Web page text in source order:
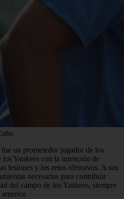
un prometedor jugador de los
Yankees con la intención de
lesiones y los retos ofensivos. A sus
necesarias para contribuir
del campo de los Yankees, siempre